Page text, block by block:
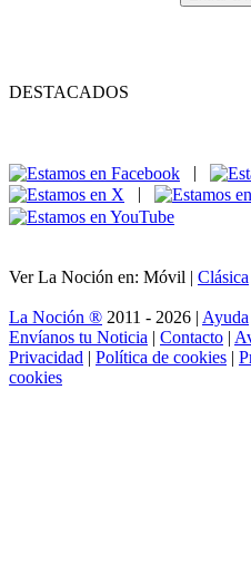
DESTACADOS
|
|
Ver La Noción en: Móvil | Clásica
La Noción ® 2011 - 2026 | Ayuda
Envíanos tu Noticia | Contacto |
Privacidad | Política de cookies |
cookies